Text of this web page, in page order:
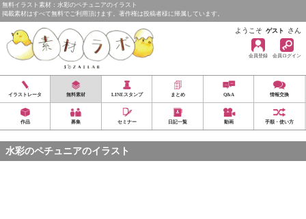
無料イラスト素材：水彩のペチュニアのイラスト
掲載素材はすべて無料でご利用頂けます。著作権は投稿者様に帰属しています。
ようこそ ゲスト さん
会員登録 会員ログイン
イラストレータ 無料素材 LINEスタンプ まとめ Q&A 情報交換
作品 募集 セミナー 日記一覧 動画 手順・使い方
水彩のペチュニアのイラスト